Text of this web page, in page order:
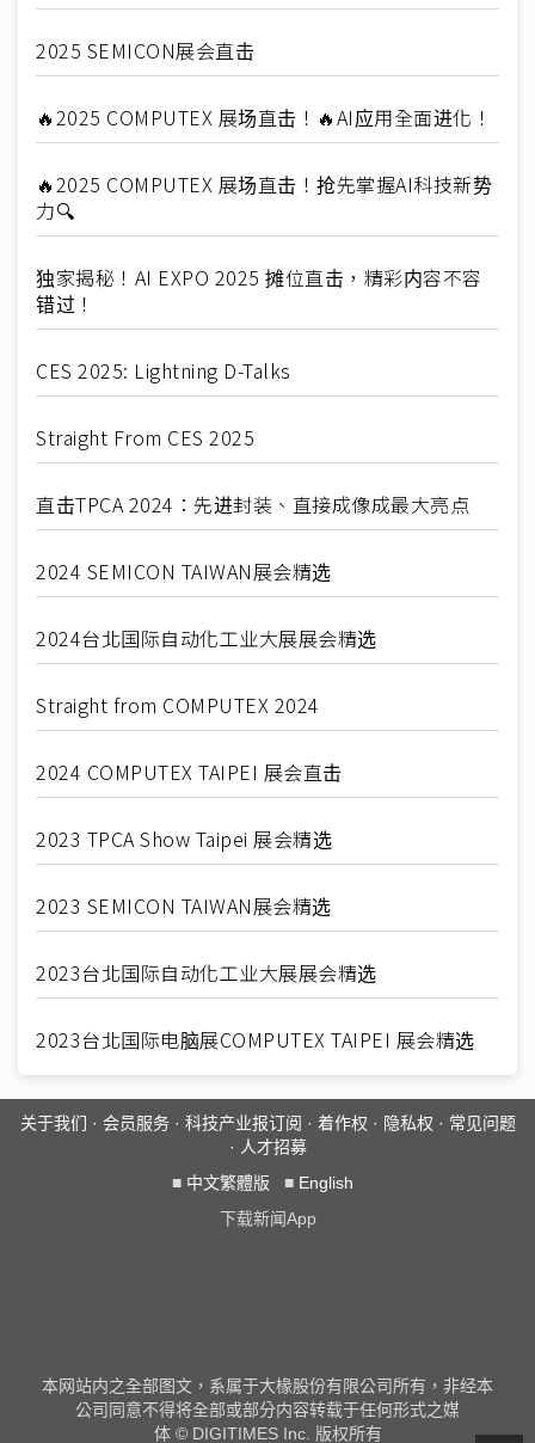
2025 SEMICON展会直击
🔥2025 COMPUTEX 展场直击！🔥AI应用全面进化！
🔥2025 COMPUTEX 展场直击！抢先掌握AI科技新势
力🔍
独家揭秘！AI EXPO 2025 摊位直击，精彩内容不容
错过！
CES 2025: Lightning D-Talks
Straight From CES 2025
直击TPCA 2024：先进封装、直接成像成最大亮点
2024 SEMICON TAIWAN展会精选
2024台北国际自动化工业大展展会精选
Straight from COMPUTEX 2024
2024 COMPUTEX TAIPEI 展会直击
2023 TPCA Show Taipei 展会精选
2023 SEMICON TAIWAN展会精选
2023台北国际自动化工业大展展会精选
2023台北国际电脑展COMPUTEX TAIPEI 展会精选
关于我们 · 会员服务· 科技产业报订阅 · 着作权 · 隐私权 · 常见问题
· 人才招募
■ 中文繁體版 ■ English
下载新闻App
本网站内之全部图文，系属于大椽股份有限公司所有，非经本
公司同意不得将全部或部分内容转载于任何形式之媒
体 © DIGITIMES Inc. 版权所有